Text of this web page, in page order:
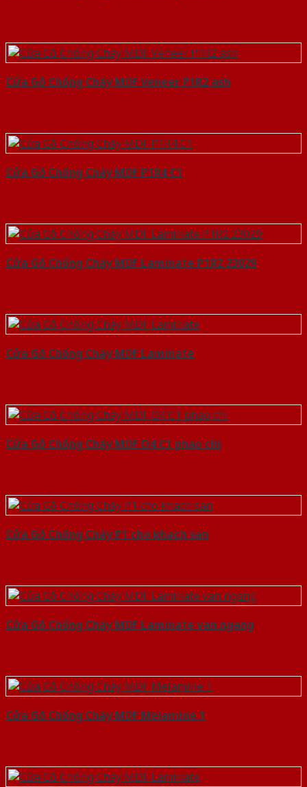
Cửa Gỗ Chống Cháy MDF Veneer P1R2 ash
Cửa Gỗ Chống Cháy MDF P1R4 C1
Cửa Gỗ Chống Cháy MDF Laminate P1R2 23029
Cửa Gỗ Chống Cháy MDF Laminate
Cửa Gỗ Chống Cháy MDF O4 C1 phao chi
Cửa Gỗ Chống Cháy P1 cho khach san
Cửa Gỗ Chống Cháy MDF Laminate van ngang
Cửa Gỗ Chống Cháy MDF Melamine 1